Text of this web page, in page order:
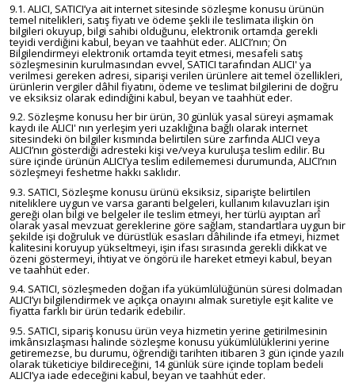
9.1. ALICI, SATICI’ya ait internet sitesinde sözleşme konusu ürünün
temel nitelikleri, satış fiyatı ve ödeme şekli ile teslimata ilişkin ön
bilgileri okuyup, bilgi sahibi olduğunu, elektronik ortamda gerekli
teyidi verdiğini kabul, beyan ve taahhüt eder. ALICI’nın; Ön
Bilgilendirmeyi elektronik ortamda teyit etmesi, mesafeli satış
sözleşmesinin kurulmasından evvel, SATICI tarafından ALICI' ya
verilmesi gereken adresi, siparişi verilen ürünlere ait temel özellikleri,
ürünlerin vergiler dâhil fiyatını, ödeme ve teslimat bilgilerini de doğru
ve eksiksiz olarak edindiğini kabul, beyan ve taahhüt eder.
9.2. Sözleşme konusu her bir ürün, 30 günlük yasal süreyi aşmamak
kaydı ile ALICI' nın yerleşim yeri uzaklığına bağlı olarak internet
sitesindeki ön bilgiler kısmında belirtilen süre zarfında ALICI veya
ALICI’nın gösterdiği adresteki kişi ve/veya kuruluşa teslim edilir. Bu
süre içinde ürünün ALICI’ya teslim edilememesi durumunda, ALICI’nın
sözleşmeyi feshetme hakkı saklıdır.
9.3. SATICI, Sözleşme konusu ürünü eksiksiz, siparişte belirtilen
niteliklere uygun ve varsa garanti belgeleri, kullanım kılavuzları işin
gereği olan bilgi ve belgeler ile teslim etmeyi, her türlü ayıptan arî
olarak yasal mevzuat gereklerine göre sağlam, standartlara uygun bir
şekilde işi doğruluk ve dürüstlük esasları dâhilinde ifa etmeyi, hizmet
kalitesini koruyup yükseltmeyi, işin ifası sırasında gerekli dikkat ve
özeni göstermeyi, ihtiyat ve öngörü ile hareket etmeyi kabul, beyan
ve taahhüt eder.
9.4. SATICI, sözleşmeden doğan ifa yükümlülüğünün süresi dolmadan
ALICI’yı bilgilendirmek ve açıkça onayını almak suretiyle eşit kalite ve
fiyatta farklı bir ürün tedarik edebilir.
9.5. SATICI, sipariş konusu ürün veya hizmetin yerine getirilmesinin
imkânsızlaşması halinde sözleşme konusu yükümlülüklerini yerine
getiremezse, bu durumu, öğrendiği tarihten itibaren 3 gün içinde yazılı
olarak tüketiciye bildireceğini, 14 günlük süre içinde toplam bedeli
ALICI’ya iade edeceğini kabul, beyan ve taahhüt eder.